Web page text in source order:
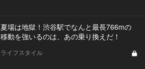
夏場は地獄！渋谷駅でなんと最長766mの
移動を強いるのは、あの乗り換えだ！
ライフスタイル